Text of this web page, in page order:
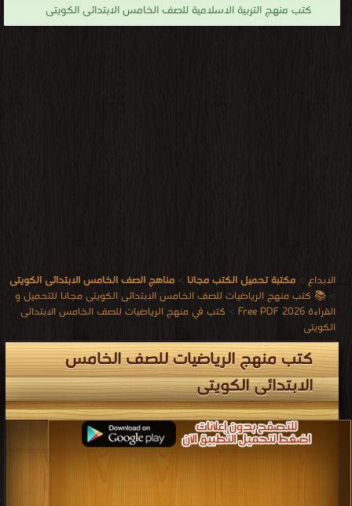
كتب منهج التربية الاسلامية للصف الخامس الابتدائى الكويتى
الابداع > مكتبة تحميل الكتب مجانا > مناهج الصف الخامس الابتدائى الكويتى
> 📚 كتب منهج الرياضيات للصف الخامس الابتدائى الكويتى مجانا للتحميل و
القراءة 2026 Free PDF
> كتب في منهج الرياضيات للصف الخامس الابتدائى
الكويتى
كتب منهج الرياضيات للصف الخامس
الابتدائى الكويتى